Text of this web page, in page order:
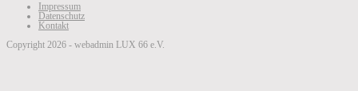
Impressum
Datenschutz
Kontakt
Copyright 2026 - webadmin LUX 66 e.V.